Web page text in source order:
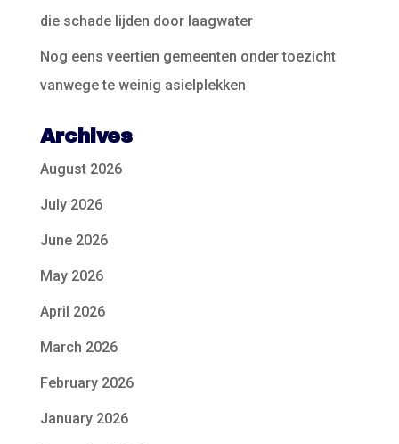
die schade lijden door laagwater
Nog eens veertien gemeenten onder toezicht
vanwege te weinig asielplekken
Archives
August 2026
July 2026
June 2026
May 2026
April 2026
March 2026
February 2026
January 2026